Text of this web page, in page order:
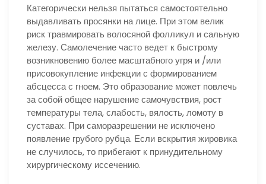
Категорически нельзя пытаться самостоятельно
выдавливать просянки на лице. При этом велик
риск травмировать волосяной фолликул и сальную
железу. Самолечение часто ведет к быстрому
возникновению более масштабного угря и /или
присовокупление инфекции с формированием
абсцесса с гноем. Это образование может повлечь
за собой общее нарушение самочувствия, рост
температуры тела, слабость, вялость, ломоту в
суставах. При саморазрешении не исключено
появление грубого рубца. Если вскрытия жировика
не случилось, то прибегают к принудительному
хирургическому иссечению.